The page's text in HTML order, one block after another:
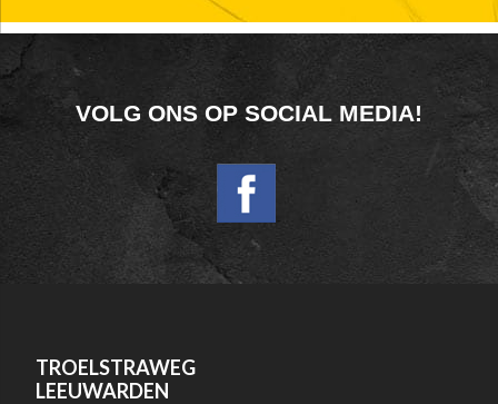
FOOTER
WIDGET
HEADER
SOCIAL
VOLG ONS OP SOCIAL MEDIA!
TROELSTRAWEG
LEEUWARDEN